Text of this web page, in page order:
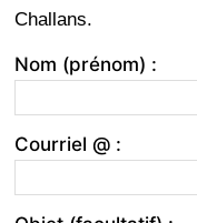
Challans.
Nom (prénom) :
Courriel @ :